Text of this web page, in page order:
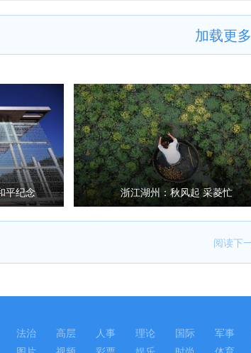
加载更多
平纪念 浙江湖州：秋风起 采菱忙
法治 高层 人事 理论 国际 军事